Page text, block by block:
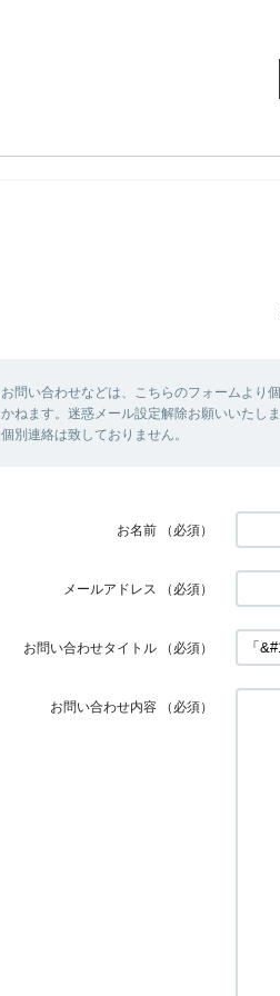
お問い合わせなどは、こちらのフォームより
かねます。迷惑メール設定解除お願いいたし
個別連絡は致しておりません。
お名前 （必須）
メールアドレス （必須）
お問い合わせタイトル （必須）
お問い合わせ内容 （必須）